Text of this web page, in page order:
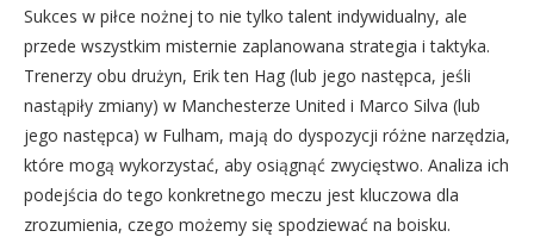
Sukces w piłce nożnej to nie tylko talent indywidualny, ale
przede wszystkim misternie zaplanowana strategia i taktyka.
Trenerzy obu drużyn, Erik ten Hag (lub jego następca, jeśli
nastąpiły zmiany) w Manchesterze United i Marco Silva (lub
jego następca) w Fulham, mają do dyspozycji różne narzędzia,
które mogą wykorzystać, aby osiągnąć zwycięstwo. Analiza ich
podejścia do tego konkretnego meczu jest kluczowa dla
zrozumienia, czego możemy się spodziewać na boisku.